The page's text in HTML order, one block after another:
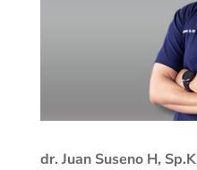
dr. Juan Suseno H,